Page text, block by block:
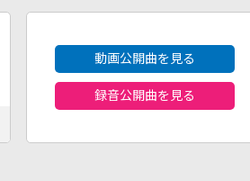
動画公開曲を見る
録音公開曲を見る